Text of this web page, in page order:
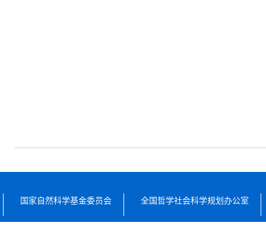
国家自然科学基金委员会 全国哲学社会科学规划办公室